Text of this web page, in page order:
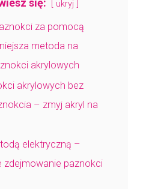
się: ukryj
za pomocą
metoda na
akrylowych
akrylowych bez
– zmyj akryl na
elektryczną –
zdejmowanie paznokci